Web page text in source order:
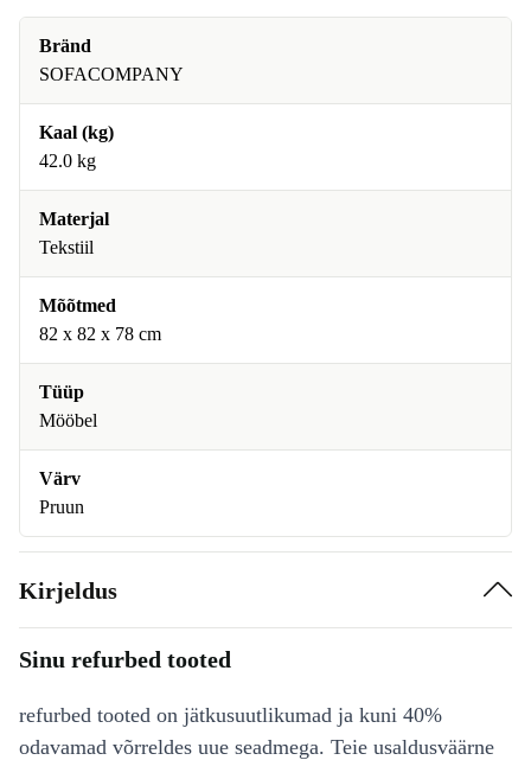
Bränd
SOFACOMPANY
Kaal (kg)
42.0 kg
Materjal
Tekstiil
Mõõtmed
82 x 82 x 78 cm
Tüüp
Mööbel
Värv
Pruun
Kirjeldus
Sinu refurbed tooted
refurbed tooted on jätkusuutlikumad ja kuni 40%
odavamad võrreldes uue seadmega. Teie usaldusväärne